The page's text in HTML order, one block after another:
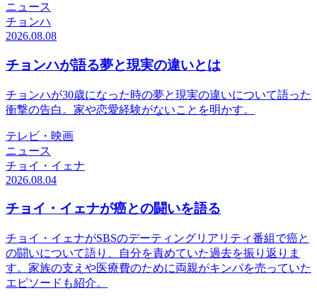
ニュース
チョンハ
2026.08.08
チョンハが語る夢と現実の違いとは
チョンハが30歳になった時の夢と現実の違いについて語った
衝撃の告白。家や恋愛経験がないことを明かす。
テレビ・映画
ニュース
チョイ・イェナ
2026.08.04
チョイ・イェナが癌との闘いを語る
チョイ・イェナがSBSのデーティングリアリティ番組で癌と
の闘いについて語り、自分を責めていた過去を振り返りま
す。家族の支えや医療費のために両親がキンパを売っていた
エピソードも紹介。